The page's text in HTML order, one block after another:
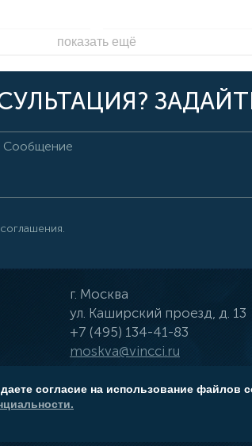
показать ещё
г. Москва
ул. Каширский проезд, д. 13
+7 (495) 134-41-83
moskva@vincci.ru
согласие на использование файлов